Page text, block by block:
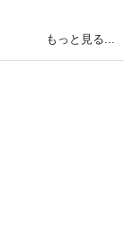
もっと見る...